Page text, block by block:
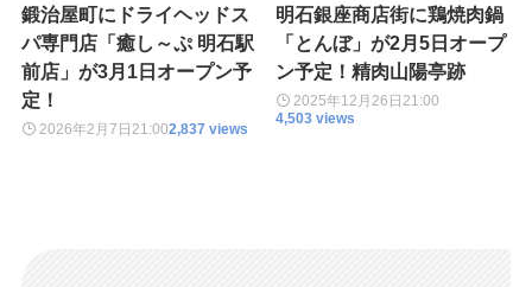
鍛治屋町にドライヘッドス
パ専門店「癒し～ぷ 明石駅
前店」が3月1日オープン予
定！
2026年2月7日 21:002,837 views
明石銀座商店街に鶏焼肉鍋
「とんぼ」が2月5日オープ
ン予定！精肉山陽亭跡
2025年12月26日21:00
4,503 views